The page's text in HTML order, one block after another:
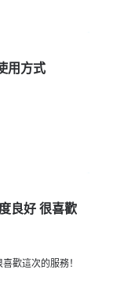
用方式
良好 很喜歡
歡這次的服務！